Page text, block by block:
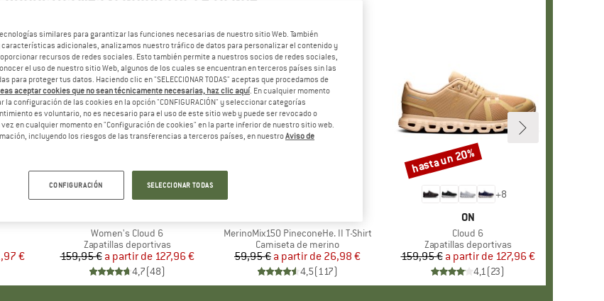
€
Artículo
Women's Cloud 6
Product group
Zapatillas deportivas
Precio
159,95 € Precio reducido
a partir de 127,96 €
4,7(48)
Artículo
MerinoMix150 PineconeHe. II T-Shirt
Product group
Camiseta de merino
Precio
59,95 € Precio reducido
a partir de 26,98 €
4,5(117)
+8
MARCA
ON
Artículo
Cloud 6
Product group
Zapatillas deportivas
Precio
159,95 € Precio reducido
a partir de 127,96 €
4,1(23)
Descuento
hasta un 20%
similares para garantizar las funciones necesarias de nuestro sitio Web. También
adicionales, analizamos nuestro tráfico de datos para personalizar el contenido y
recursos de redes sociales. Esto también permite a nuestros socios de redes sociales,
el uso de nuestro sitio Web, algunos de los cuales se encuentran en terceros países sin las
para proteger tus datos. Haciendo clic en "SELECCIONAR TODAS" aceptas que procedamos de
aceptar cookies que no sean técnicamente necesarias, haz clic aquí. En cualquier momento
la configuración de las cookies en la opción "CONFIGURACIÓN" y seleccionar categorías
es voluntario, no es necesario para el uso de este sitio web y puede ser revocado o
en cualquier momento en "Configuración de cookies" en la parte inferior de nuestro sitio web.
incluyendo los riesgos de las transferencias a terceros países, en nuestroAviso de
CONFIGURACIÓN SELECCIONAR TODAS